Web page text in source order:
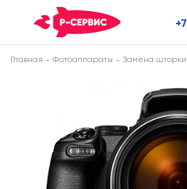
Главная Фотоаппараты Замена шторки